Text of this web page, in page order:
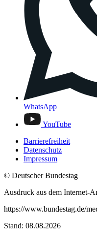
WhatsApp
YouTube
Barrierefreiheit
Datenschutz
Impressum
© Deutscher Bundestag
Ausdruck aus dem Internet-
https://www.bundestag.de/
Stand: 08.08.2026